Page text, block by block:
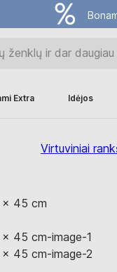
Extra Idėjos
Virtuviniai